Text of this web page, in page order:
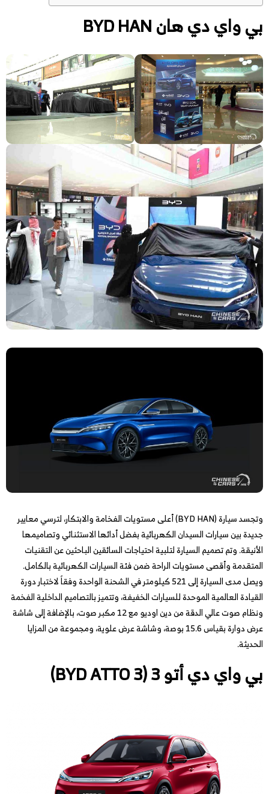
بي واي دي هان BYD HAN
وتجسد سيارة (BYD HAN) أعلى مستويات الفخامة والابتكار، لترسي معايير
جديدة بين سيارات السيدان الكهربائية بفضل أدائها الاستثنائي وتصاميمها
الأنيقة. وتم تصميم السيارة لتلبية احتياجات السائقين الباحثين عن التقنيات
المتقدمة وأقصى مستويات الراحة ضمن فئة السيارات الكهربائية بالكامل.
ويصل مدى السيارة إلى 521 كيلومتر في الشحنة الواحدة وفقاً لاختبار دورة
القيادة العالمية الموحدة للسيارات الخفيفة، وتتميز بالتصاميم الداخلية الفخمة
ونظام صوت عالي الدقة من دين اوديو مع 12 مكبر صوت، بالإضافة إلى شاشة
عرض دوارة بقياس 15.6 بوصة، وشاشة عرض علوية، ومجموعة من المزايا
الحديثة.
بي واي دي أتو 3 (BYD ATTO 3)